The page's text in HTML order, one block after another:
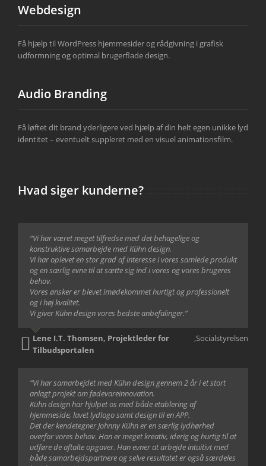
Webdesign
Få hjælp til WordPress hjemmesider og rådgivning i grafisk
udformning og optimal brugerflade design.
Audio Branding
Få løftet dit brand yderligere ved hjælp af din helt egen unikke lyd
identitet – eventuelt suppleret med en visuel animationsfilm.
Hvad siger kunderne?
“Vi har været meget tilfredse med det behagelige og
konstruktive samarbejde med Kühn design.
Vi har oplevet en stor grad af interesse i vores samlede produkt
og en særlig evne til at sætte sig ind i vores og vores brugeres
behov.
Vores ønsker er blevet imødekommet hurtigt og professionelt
og i høj kvalitet.
Vi giver Kühn design vores bedste anbefalinger.”
Lene I.T. Thomsen, Projektleder for
Tilbudsportalen
,Socialstyrelsen
“Vi har samarbejdet med Kühn design gennem 2 år i et stort
anlagt projekt om fødevareinnovation.
Kühn design har hjulpet os med både etablering af
hjemmeside, lavet lydlogo samt design til en APP.
Det der kendetegner Johnny Kühn er en særlig lydhørhed
overfor vores behov. Han er meget kreativ, iderig og hurtig til at
udføre de aftalte opgaver. Han evner at arbejde intuitivt med
både samarbejdspartnere og selve resultatet er også særdeles